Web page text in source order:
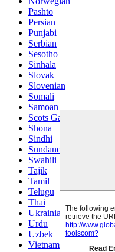
Pashto
Persian
Punjabi
Serbian
Sesotho
Sinhala
Slovak
Slovenian
Somali
Samoan
Scots Gaelic
Shona
Sindhi
Sundanese
Swahili
Tajik
Tamil
Telugu
Thai
Ukrainian
Urdu
Uzbek
Vietnamese